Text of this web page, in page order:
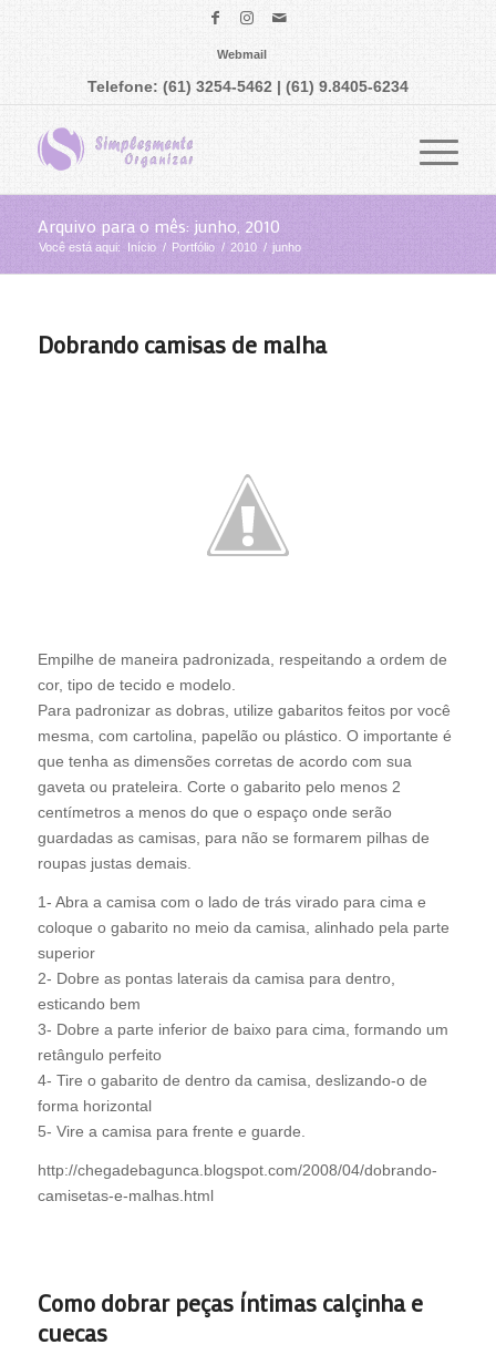
Webmail
Telefone: (61) 3254-5462 | (61) 9.8405-6234
Arquivo para o mês: junho, 2010
Você está aqui: Início / Portfólio / 2010 / junho
Dobrando camisas de malha
Empilhe de maneira padronizada, respeitando a ordem de
cor, tipo de tecido e modelo.
Para padronizar as dobras, utilize gabaritos feitos por você
mesma, com cartolina, papelão ou plástico. O importante é
que tenha as dimensões corretas de acordo com sua
gaveta ou prateleira. Corte o gabarito pelo menos 2
centímetros a menos do que o espaço onde serão
guardadas as camisas, para não se formarem pilhas de
roupas justas demais.
1- Abra a camisa com o lado de trás virado para cima e
coloque o gabarito no meio da camisa, alinhado pela parte
superior
2- Dobre as pontas laterais da camisa para dentro,
esticando bem
3- Dobre a parte inferior de baixo para cima, formando um
retângulo perfeito
4- Tire o gabarito de dentro da camisa, deslizando-o de
forma horizontal
5- Vire a camisa para frente e guarde.
http://chegadebagunca.blogspot.com/2008/04/dobrando-
camisetas-e-malhas.html
Como dobrar peças íntimas calçinha e
cuecas